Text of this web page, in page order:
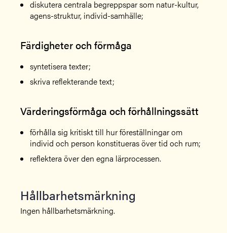
diskutera centrala begreppspar som natur-kultur,
agens-struktur, individ-samhälle;
Färdigheter och förmåga
syntetisera texter;
skriva reflekterande text;
Värderingsförmåga och förhållningssätt
förhålla sig kritiskt till hur föreställningar om
individ och person konstitueras över tid och rum;
reflektera över den egna lärprocessen.
Hållbarhetsmärkning
Ingen hållbarhetsmärkning.